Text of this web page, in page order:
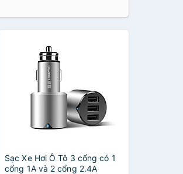
Sạc Xe Hơi Ô Tô 3 cổng có 1
cổng 1A và 2 cổng 2.4A